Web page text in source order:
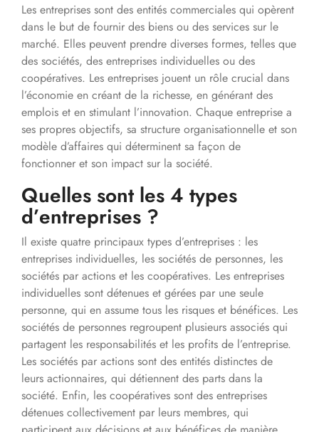
Les entreprises sont des entités commerciales qui opèrent
dans le but de fournir des biens ou des services sur le
marché. Elles peuvent prendre diverses formes, telles que
des sociétés, des entreprises individuelles ou des
coopératives. Les entreprises jouent un rôle crucial dans
l’économie en créant de la richesse, en générant des
emplois et en stimulant l’innovation. Chaque entreprise a
ses propres objectifs, sa structure organisationnelle et son
modèle d’affaires qui déterminent sa façon de
fonctionner et son impact sur la société.
Quelles sont les 4 types
d’entreprises ?
Il existe quatre principaux types d’entreprises : les
entreprises individuelles, les sociétés de personnes, les
sociétés par actions et les coopératives. Les entreprises
individuelles sont détenues et gérées par une seule
personne, qui en assume tous les risques et bénéfices. Les
sociétés de personnes regroupent plusieurs associés qui
partagent les responsabilités et les profits de l’entreprise.
Les sociétés par actions sont des entités distinctes de
leurs actionnaires, qui détiennent des parts dans la
société. Enfin, les coopératives sont des entreprises
détenues collectivement par leurs membres, qui